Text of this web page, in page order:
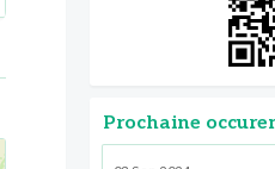
Prochaine